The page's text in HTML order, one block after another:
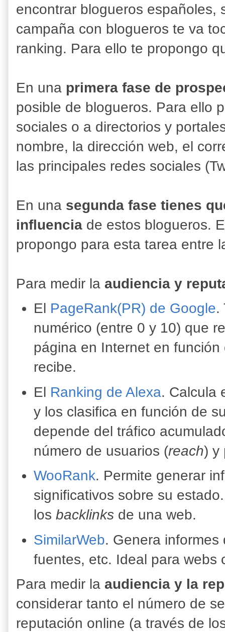
encontrar blogueros españoles,
campaña con blogueros te va
ranking. Para ello te propongo
En una primera fase de
posible de blogueros. Para ello
sociales o a directorios y
nombre, la dirección web, el
las principales redes sociales
En una segunda fase tienes
influencia de estos blogueros.
propongo para esta tarea entre
Para medir la audiencia y
El PageRank(PR) de Google.
numérico (entre 0 y 10) que
página en Internet en
recibe.
El Ranking de Alexa. Calcula
y los clasifica en función de
depende del tráfico
número de usuarios (reach) y
WooRank. Permite generar
significativos sobre su
los backlinks de una web.
SimilarWeb. Genera
fuentes, etc. Ideal para webs
Para medir la audiencia y la
considerar tanto el número de
reputación online (a través de